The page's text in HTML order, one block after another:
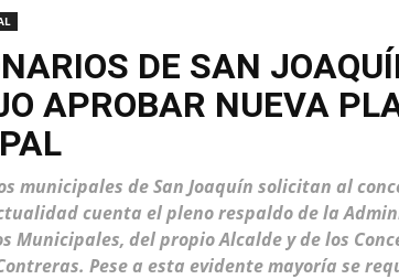
DE SAN
APROBAR NUEVA
municipales de San Joaquín solicitan al
cuenta el pleno respaldo de la
Municipales, del propio Alcalde y de los
Pese a esta evidente mayoría se